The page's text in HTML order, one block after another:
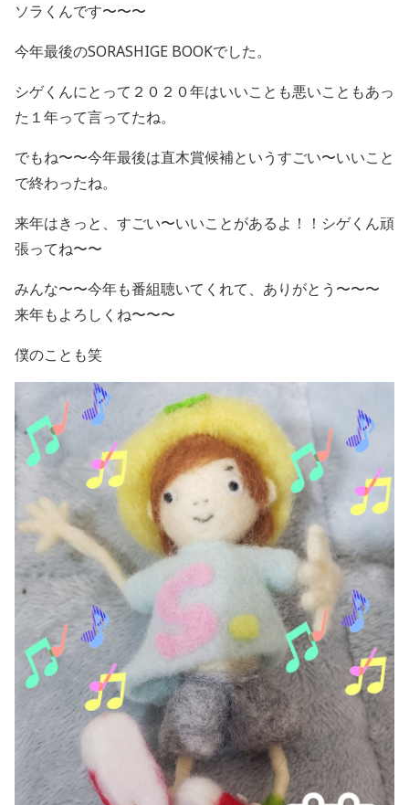
ソラくんです〜〜〜
今年最後のSORASHIGE BOOKでした。
シゲくんにとって２０２０年はいいことも悪いこともあっ
た１年って言ってたね。
でもね〜〜今年最後は直木賞候補というすごい〜いいこと
で終わったね。
来年はきっと、すごい〜いいことがあるよ！！シゲくん頑
張ってね〜〜
みんな〜〜今年も番組聴いてくれて、ありがとう〜〜〜
来年もよろしくね〜〜〜
僕のことも笑